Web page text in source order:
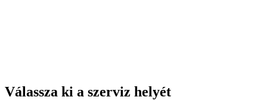
Válassza ki a szerviz helyét